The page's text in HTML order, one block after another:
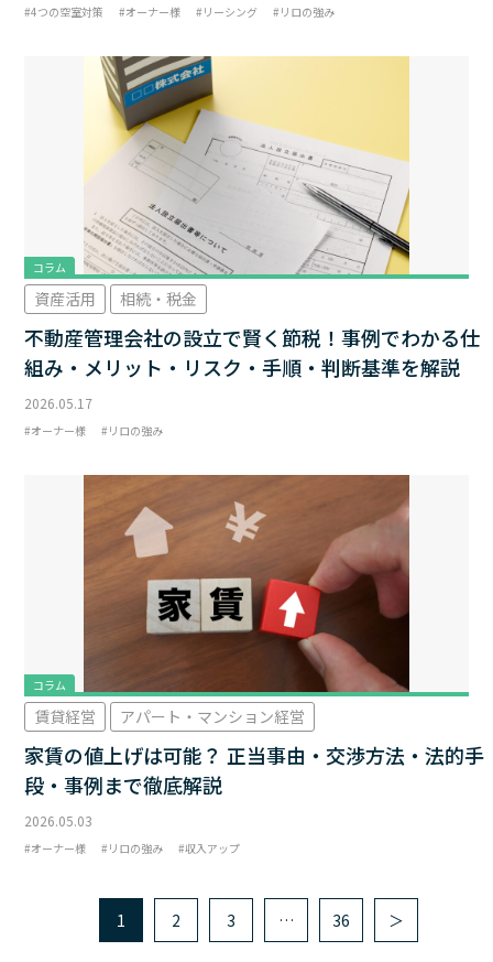
4つの空室対策 オーナー様 リーシング リロの強み
コラム
資産活用 相続・税金
不動産管理会社の設立で賢く節税！事例でわかる仕
組み・メリット・リスク・手順・判断基準を解説
2026.05.17
オーナー様 リロの強み
コラム
賃貸経営 アパート・マンション経営
家賃の値上げは可能？ 正当事由・交渉方法・法的手
段・事例まで徹底解説
2026.05.03
オーナー様 リロの強み 収入アップ
1 2 3 … 36 ＞